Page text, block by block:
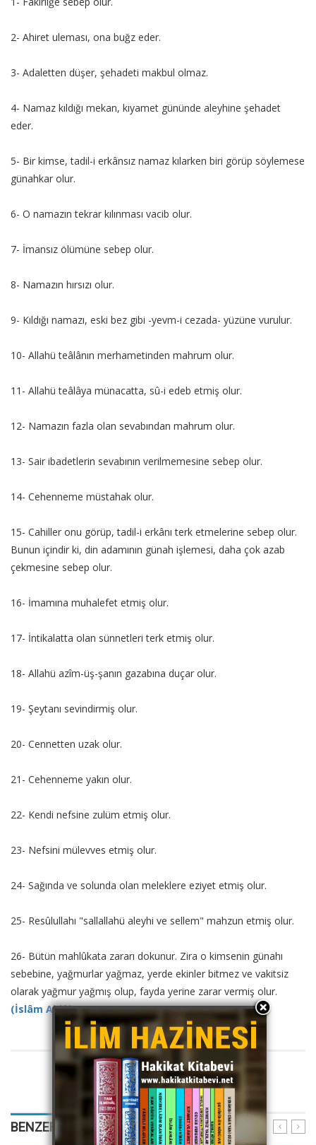
2- Ahiret uleması, ona buğz eder.
3- Adaletten düşer, şehadeti makbul olmaz.
4- Namaz kıldığı mekan, kıyamet gününde aleyhine şehadet
eder.
5- Bir kimse, tadil-i erkânsız namaz kılarken biri görüp söylemese
günahkar olur.
6- O namazın tekrar kılınması vacib olur.
7- İmansız ölümüne sebep olur.
8- Namazın hırsızı olur.
9- Kıldığı namazı, eski bez gibi -yevm-i cezada- yüzüne vurulur.
10- Allahü teâlânın merhametinden mahrum olur.
11- Allahü teâlâya münacatta, sû-i edeb etmiş olur.
12- Namazın fazla olan sevabından mahrum olur.
13- Sair ibadetlerin sevabının verilmemesine sebep olur.
14- Cehenneme müstahak olur.
15- Cahiller onu görüp, tadil-i erkânı terk etmelerine sebep olur.
Bunun içindir ki, din adamının günah işlemesi, daha çok azab
çekmesine sebep olur.
16- İmamına muhalefet etmiş olur.
17- İntikalatta olan sünnetleri terk etmiş olur.
18- Allahü azîm-üş-şanın gazabına duçar olur.
19- Şeytanı sevindirmiş olur.
20- Cennetten uzak olur.
21- Cehenneme yakın olur.
22- Kendi nefsine zulüm etmiş olur.
23- Nefsini mülevves etmiş olur.
24- Sağında ve solunda olan meleklere eziyet etmiş olur.
25- Resûlullahı "sallallahü aleyhi ve sellem" mahzun etmiş olur.
26- Bütün mahlûkata zararı dokunur. Zira o kimsenin günahı
sebebine, yağmurlar yağmaz, yerde ekinler bitmez ve vakitsiz
olarak yağmur yağmış olup, fayda yerine zarar vermiş olur.
(İslâm Ahlâkı s. 259)
BENZER YAZILARIMIZ